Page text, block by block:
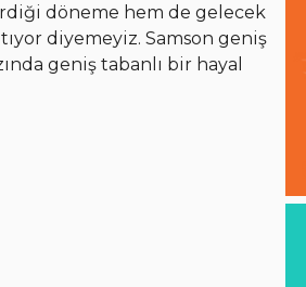
döneme hem de gelecek
diyemeyiz. Samson geniş
geniş tabanlı bir hayal